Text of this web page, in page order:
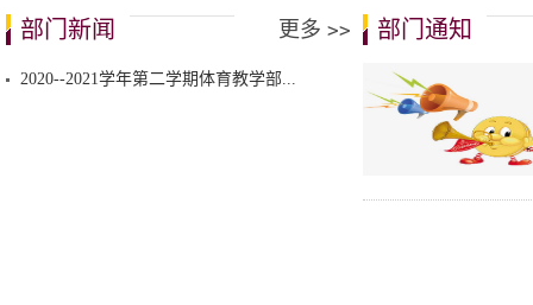
部门新闻 更多 >>
2020--2021学年第二学期体育教学部...
部门通知